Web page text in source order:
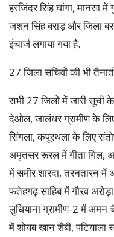
हरजिंदर सिंह घांगा, मानसा
जशन सिंह बराड़ और जिला
इंचार्ज लगाया गया है.
27 जिला सचिवों की भी
सभी 27 जिलों में जारी सूची
देओल, जालंधर ग्रामीण के
सिंगला, कपूरथला के लिए
अमृतसर रूरल में गीता गिल,
में समीर शारदा, तरनतारन में
फतेहगढ़ साहिब में गौरव
लुधियाना ग्रामीण-2 में अमन
में शोयब खान शैबी, पटियाला